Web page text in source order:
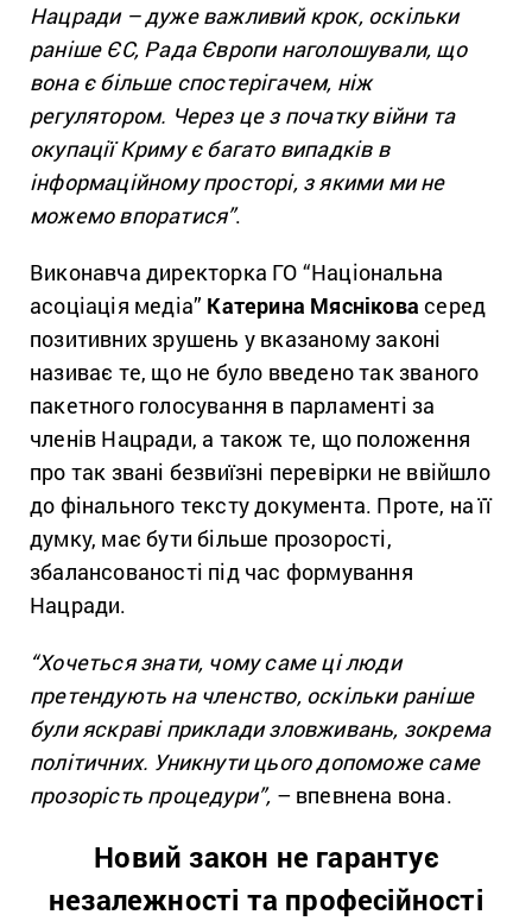
Нацради – дуже важливий крок, оскільки
раніше ЄС, Рада Європи наголошували, що
вона є більше спостерігачем, ніж
регулятором. Через це з початку війни та
окупації Криму є багато випадків в
інформаційному просторі, з якими ми не
можемо впоратися”.
Виконавча директорка ГО “Національна
асоціація медіа” Катерина Мяснікова серед
позитивних зрушень у вказаному законі
називає те, що не було введено так званого
пакетного голосування в парламенті за
членів Нацради, а також те, що положення
про так звані безвиїзні перевірки не ввійшло
до фінального тексту документа. Проте, на її
думку, має бути більше прозорості,
збалансованості під час формування
Нацради.
“Хочеться знати, чому саме ці люди
претендують на членство, оскільки раніше
були яскраві приклади зловживань, зокрема
політичних. Уникнути цього допоможе саме
прозорість процедури”, – впевнена вона.
Новий закон не гарантує
незалежності та професійності